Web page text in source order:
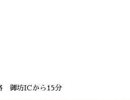
御坊ICから15分